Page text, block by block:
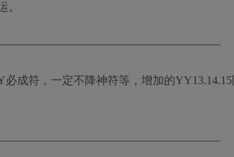
。
成符，一定不降神符等，增加的